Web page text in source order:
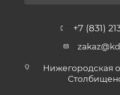
+7 (831)
Нижегородская